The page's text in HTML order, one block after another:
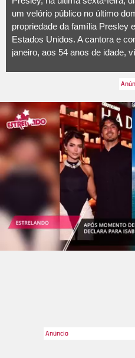
um velório público no último
propriedade da família Presley
Estados Unidos. A cantora e
janeiro, aos 54 anos de idade,